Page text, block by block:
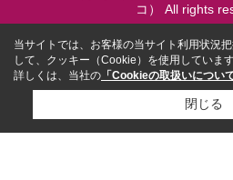
コ） All rights
当サイトでは、お客様の当サイト利用状況
して、クッキー（Cookie）を使用しています
詳しくは、当社の 「Cookieの取扱いについて
閉じる